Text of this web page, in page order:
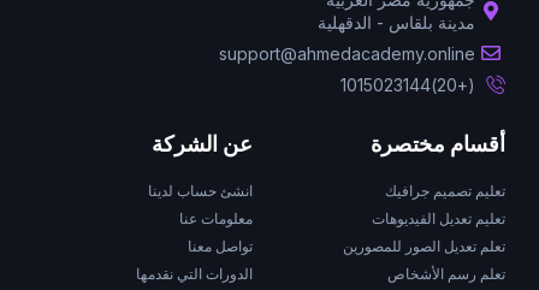
مدينة بلقاس - الدقهلية
support@ahmedacademy.online
(+20)1015023144
أقسام مختصرة
تعليم تصميم جرافيك
تعليم تعديل الفيديوهات
تعلم تعديل الصور للمصورين
تعلم رسم الأشخاص
عن الشركة
انشئ حساب لدينا
معلومات عنا
تواصل معنا
الدورات التي نقدمها